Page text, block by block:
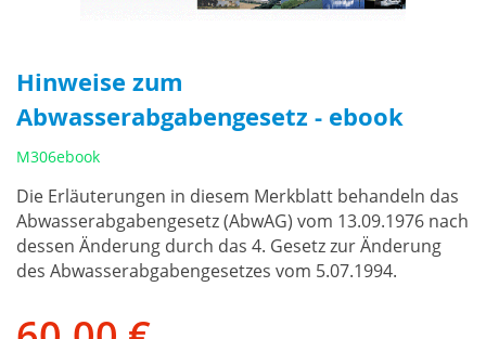
Hinweise zum
Abwasserabgabengesetz - ebook
M306ebook
Die Erläuterungen in diesem Merkblatt behandeln das
Abwasserabgabengesetz (AbwAG) vom 13.09.1976 nach
dessen Änderung durch das 4. Gesetz zur Änderung
des Abwasserabgabengesetzes vom 5.07.1994.